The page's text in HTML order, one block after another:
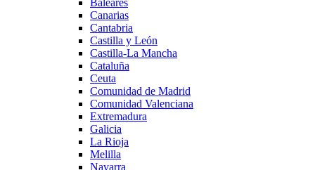
Canarias
Cantabria
Castilla y León
Castilla-La Mancha
Cataluña
Ceuta
Comunidad de Madrid
Comunidad Valenciana
Extremadura
Galicia
La Rioja
Melilla
Navarra